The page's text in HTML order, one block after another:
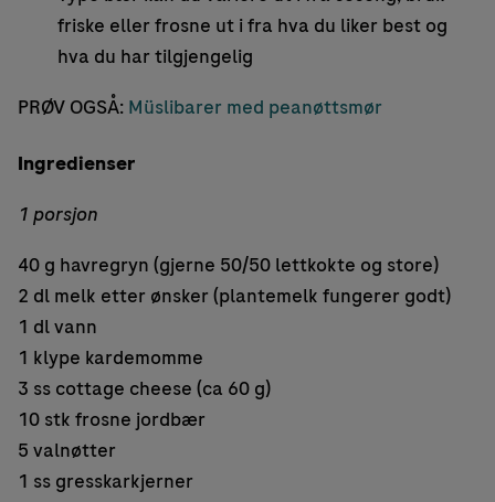
friske eller frosne ut i fra hva du liker best og
hva du har tilgjengelig
PRØV OGSÅ: Müslibarer med peanøttsmør
Ingredienser
1 porsjon
40 g havregryn (gjerne 50/50 lettkokte og store)
2 dl melk etter ønsker (plantemelk fungerer godt)
1 dl vann
1 klype kardemomme
3 ss cottage cheese (ca 60 g)
10 stk frosne jordbær
5 valnøtter
1 ss gresskarkjerner